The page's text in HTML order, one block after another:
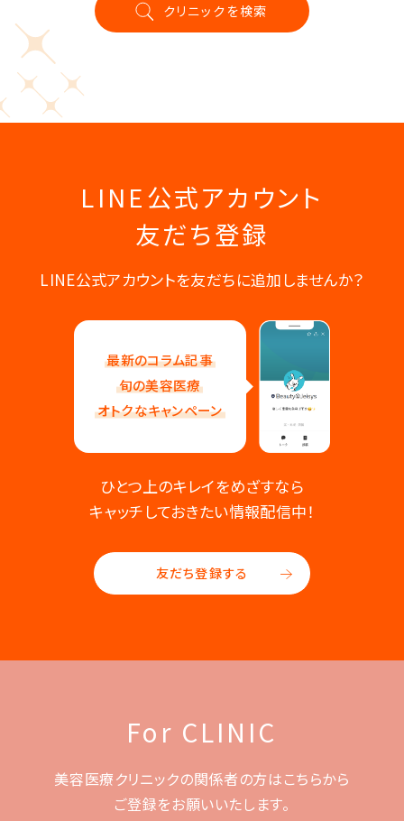
クリニックを検索
LINE公式アカウント
友だち登録
LINE公式アカウントを友だちに追加しませんか？
最新のコラム記事
旬の美容医療
オトクなキャンペーン
ひとつ上のキレイをめざすなら
キャッチしておきたい情報配信中！
友だち登録する
For CLINIC
美容医療クリニックの関係者の方はこちらから
ご登録をお願いいたします。